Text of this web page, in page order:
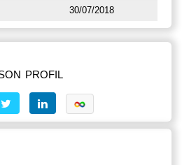
30/07/2018
profil